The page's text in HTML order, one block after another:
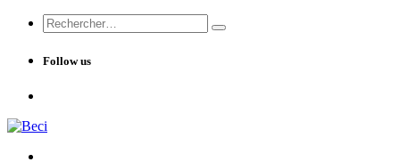
Follow us